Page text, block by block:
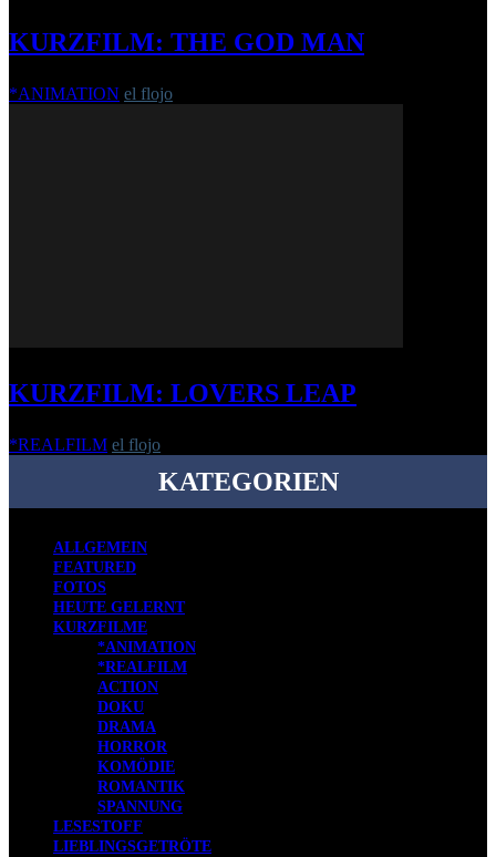
KURZFILM: THE GOD MAN
*ANIMATION el flojo
KURZFILM: LOVERS LEAP
*REALFILM el flojo
KATEGORIEN
ALLGEMEIN
FEATURED
FOTOS
HEUTE GELERNT
KURZFILME
*ANIMATION
*REALFILM
ACTION
DOKU
DRAMA
HORROR
KOMÖDIE
ROMANTIK
SPANNUNG
LESESTOFF
LIEBLINGSGETRÖTE